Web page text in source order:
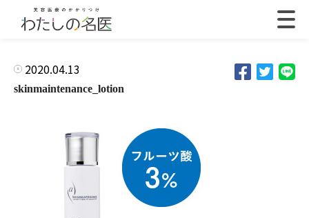
2020.04.13
skinmaintenance_lotion